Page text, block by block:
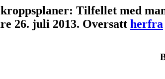
Tilfellet med
26. juli 2013. Oversatt herfra